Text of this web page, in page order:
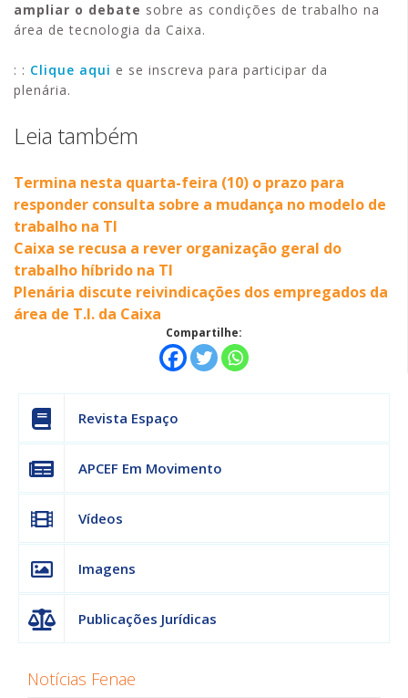
ampliar o debate sobre as condições de trabalho na
área de tecnologia da Caixa.
: : Clique aqui e se inscreva para participar da
plenária.
Leia também
Termina nesta quarta-feira (10) o prazo para
responder consulta sobre a mudança no modelo de
trabalho na TI
Caixa se recusa a rever organização geral do
trabalho híbrido na TI
Plenária discute reivindicações dos empregados da
área de T.I. da Caixa
Compartilhe:
Revista Espaço
APCEF Em Movimento
Vídeos
Imagens
Publicações Jurídicas
Notícias Fenae